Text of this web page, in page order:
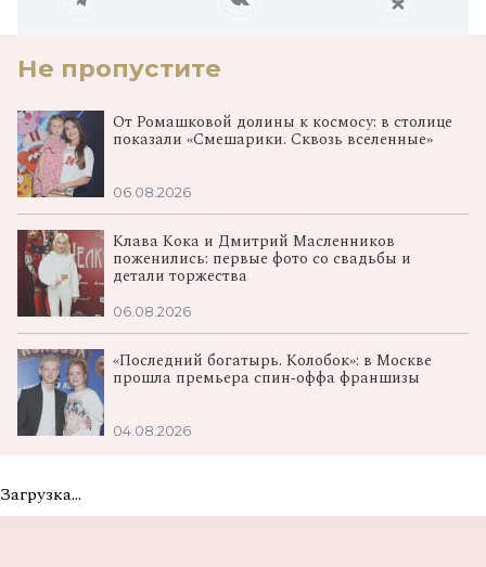
Не пропустите
От Ромашковой долины к космосу: в столице
показали «Смешарики. Сквозь вселенные»
06.08.2026
Клава Кока и Дмитрий Масленников
поженились: первые фото со свадьбы и
детали торжества
06.08.2026
«Последний богатырь. Колобок»: в Москве
прошла премьера спин‑оффа франшизы
04.08.2026
Загрузка...